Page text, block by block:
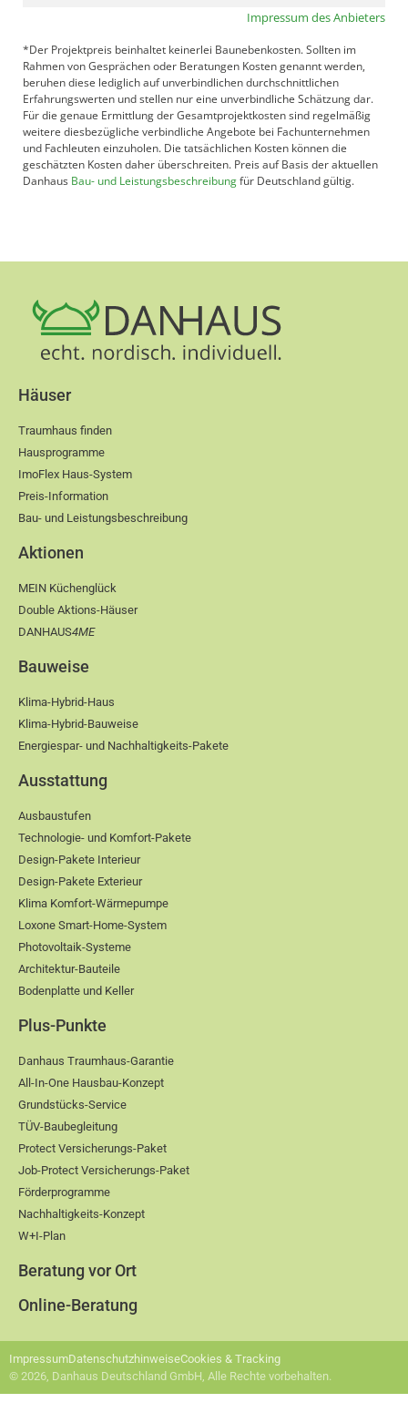
Impressum des Anbieters
*Der Projektpreis beinhaltet keinerlei Baunebenkosten. Sollten im
Rahmen von Gesprächen oder Beratungen Kosten genannt werden,
beruhen diese lediglich auf unverbindlichen durchschnittlichen
Erfahrungswerten und stellen nur eine unverbindliche Schätzung dar.
Für die genaue Ermittlung der Gesamtprojektkosten sind regelmäßig
weitere diesbezügliche verbindliche Angebote bei Fachunternehmen
und Fachleuten einzuholen. Die tatsächlichen Kosten können die
geschätzten Kosten daher überschreiten. Preis auf Basis der aktuellen
Danhaus Bau- und Leistungsbeschreibungfür Deutschland gültig.
Häuser
Traumhaus finden
Hausprogramme
ImoFlex Haus-System
Preis-Information
Bau- und Leistungsbeschreibung
Aktionen
MEIN Küchenglück
Double Aktions-Häuser
DANHAUS4ME
Bauweise
Klima-Hybrid-Haus
Klima-Hybrid-Bauweise
Energiespar- und Nachhaltigkeits-Pakete
Ausstattung
Ausbaustufen
Technologie- und Komfort-Pakete
Design-Pakete Interieur
Design-Pakete Exterieur
Klima Komfort-Wärmepumpe
Loxone Smart-Home-System
Photovoltaik-Systeme
Architektur-Bauteile
Bodenplatte und Keller
Plus-Punkte
Danhaus Traumhaus-Garantie
All-In-One Hausbau-Konzept
Grundstücks-Service
TÜV-Baubegleitung
Protect Versicherungs-Paket
Job-Protect Versicherungs-Paket
Förderprogramme
Nachhaltigkeits-Konzept
W+I-Plan
Beratung vor Ort
Online-Beratung
ImpressumDatenschutzhinweiseCookies & Tracking
© 2026, Danhaus Deutschland GmbH, Alle Rechte vorbehalten.